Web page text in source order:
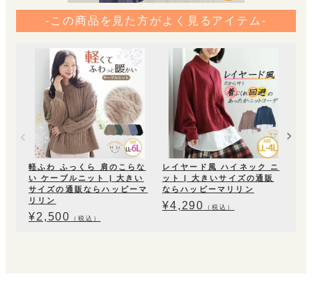
-この商品を見た方がよく見るアイテム-
軽ふわ ふっくら 肩のこらな
い ケーブルニット | 大きい
サイズの通販ならハッピーマ
リリン
¥2,500 （税込）
レイヤード風 ハイネック ニ
ット | 大きいサイズの通販
ならハッピーマリリン
¥4,290 （税込）